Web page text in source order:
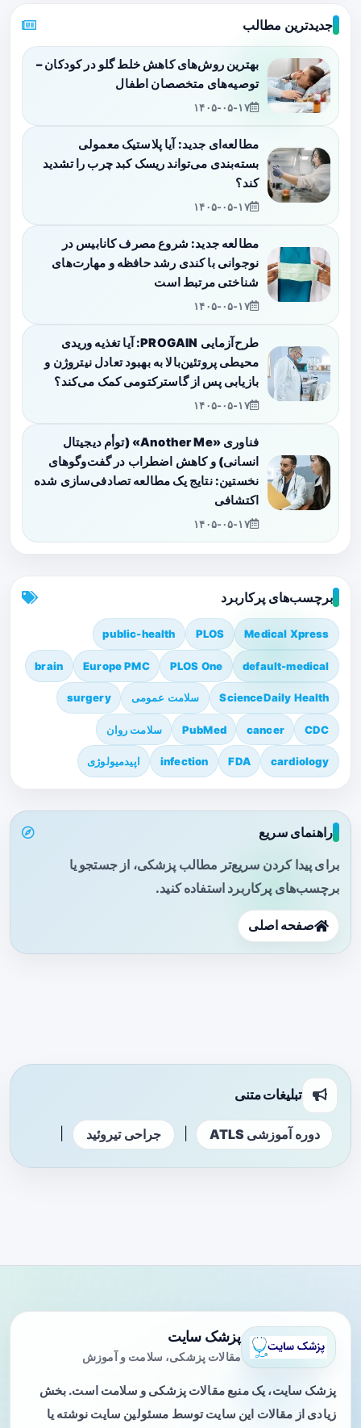
جدیدترین مطالب
بهترین روش‌های کاهش خلط گلو در کودکان –
توصیه‌های متخصصان اطفال
۱۴۰۵-۰۵-۱۷
مطالعه‌ای جدید: آیا پلاستیک معمولی
بسته‌بندی می‌تواند ریسک کبد چرب را تشدید
کند؟
۱۴۰۵-۰۵-۱۷
مطالعه جدید: شروع مصرف کانابیس در
نوجوانی با کندی رشد حافظه و مهارت‌های
شناختی مرتبط است
۱۴۰۵-۰۵-۱۷
طرح‌آزمایی PROGAIN: آیا تغذیه وریدی
محیطی پروتئین‌بالا به بهبود تعادل نیتروژن و
بازیابی پس از گاسترکتومی کمک می‌کند؟
۱۴۰۵-۰۵-۱۷
فناوری «Another Me» (توأم دیجیتال
انسانی) و کاهش اضطراب در گفت‌وگوهای
نخستین: نتایج یک مطالعه تصادفی‌سازی شده
اکتشافی
۱۴۰۵-۰۵-۱۷
برچسب‌های پرکاربرد
Medical Xpress
PLOS
public-health
default-medical
PLOS One
Europe PMC
brain
ScienceDaily Health سلامت عمومی surgery
CDC
cancer
PubMed سلامت روان
cardiology
FDA
infection اپیدمیولوژی
راهنمای سریع
برای پیدا کردن سریع‌تر مطالب پزشکی، از جستجو یا
برچسب‌های پرکاربرد استفاده کنید.
صفحه اصلی
تبلیغات متنی
دوره آموزشی ATLS جراحی تیروئید
پزشک سایت
مقالات پزشکی، سلامت و آموزش
پزشک سایت، یک منبع مقالات پزشکی و سلامت است. بخش
زیادی از مقالات این سایت توسط مسئولین سایت نوشته یا